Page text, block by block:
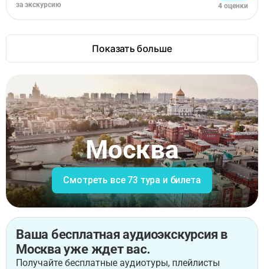
за экскурсию 4 оценки
Показать больше
Москва
Смотреть все 73 тура и билета
Ваша бесплатная аудиоэкскурсия в
Москва уже ждет вас.
Получайте бесплатные аудиотуры, плейлисты